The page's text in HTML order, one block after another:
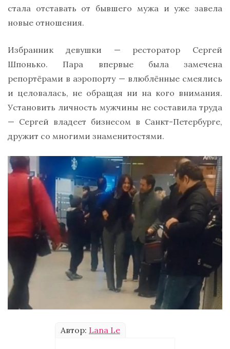
стала отставать от бывшего мужа и уже завела
новые отношения.
Избранник девушки — ресторатор Сергей
Шпонько. Пара впервые была замечена
репортёрами в аэропорту — влюблённые смеялись
и целовалась, не обращая ни на кого внимания.
Установить личность мужчины не составила труда
— Сергей владеет бизнесом в Санкт-Петербурге,
дружит со многими знаменитостями.
Автор: Lana Le